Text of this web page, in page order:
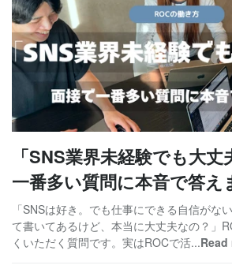
「SNS業界未経験でも大
一番多い質問に本音で答え
「SNSは好き。でも仕事にできる自信がな
て書いてあるけど、本当に大丈夫なの？」
くいただく質問です。実はROCで活...Read